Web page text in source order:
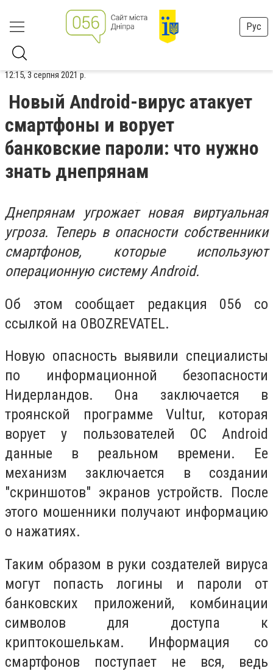
Рус
12:15, 3 серпня 2021 р.
Новый Android-вирус атакует
смартфоны и ворует
банковские пароли: что нужно
знать днепрянам
Днепрянам угрожает новая виртуальная
угроза. Теперь в опасности собственники
смартфонов, которые используют
операционную систему Android.
Об этом сообщает редакция 056 со
ссылкой на OBOZREVATEL.
Новую опасность выявили специалисты
по информационной безопасности
Нидерландов. Она заключается в
троянской программе Vultur, которая
ворует у пользователей ОС Android
данные в реальном времени. Ее
механизм заключается в создании
"скриншотов" экранов устройств. После
этого мошенники получают информацию
о нажатиях.
Таким образом в руки создателей вируса
могут попасть логины и пароли от
банковских приложений, комбинации
символов для доступа к
криптокошелькам. Информация со
смартфонов поступает не вся, ведь